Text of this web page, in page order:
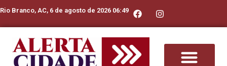
Rio Branco, AC, 6 de agosto de 2026 06:49